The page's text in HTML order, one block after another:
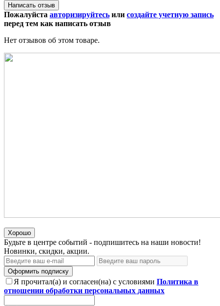
Написать отзыв
Пожалуйста авторизируйтесь или создайте учетную запись
перед тем как написать отзыв
Нет отзывов об этом товаре.
Хорошо
Будьте в центре событий - подпишитесь на наши новости!
Новинки, скидки, акции.
Оформить подписку
Я прочитал(а) и согласен(на) с условиями Политика в
отношении обработки персональных данных